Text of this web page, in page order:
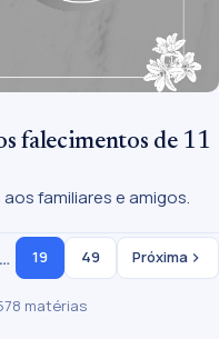
falecimentos de 11
familiares e amigos.
… 19 49 Próxima
matérias